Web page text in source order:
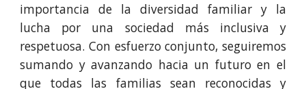
importancia de la diversidad familiar y la
lucha por una sociedad más inclusiva y
respetuosa. Con esfuerzo conjunto, seguiremos
sumando y avanzando hacia un futuro en el
que todas las familias sean reconocidas y